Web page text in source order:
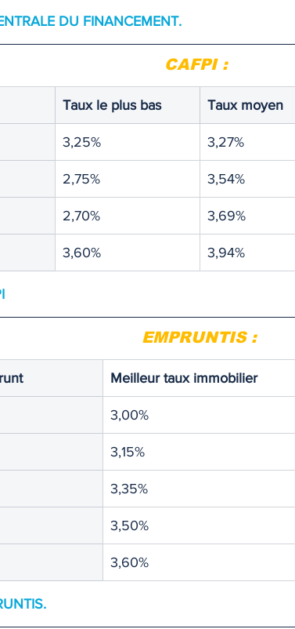
PRATIQUE MEMOS
DU FINANCEMENT.
CAFPI :
Taux le plus bas Taux moyen
3,25% 3,27%
2,75% 3,54%
2,70% 3,69%
3,60% 3,94%
EMPRUNTIS :
Meilleur taux immobilier
3,00%
3,15%
3,35%
3,50%
3,60%